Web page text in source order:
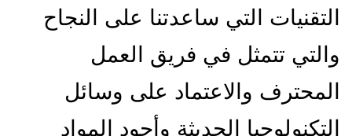
التقنيات التي ساعدتنا على النجاح
والتي تتمثل في فريق العمل
المحترف والاعتماد على وسائل
التكنولوجيا الحديثة وأجود المواد